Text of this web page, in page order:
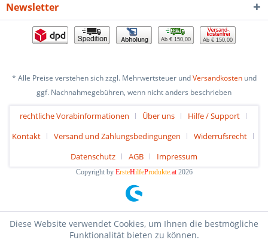
Newsletter
Ab € 150,00 Ab € 150,00
* Alle Preise verstehen sich zzgl. Mehrwertsteuer undVersandkostenund
ggf. Nachnahmegebühren, wenn nicht anders beschrieben
rechtliche Vorabinformationen Über uns
Hilfe / Support
Kontakt
Versand und Zahlungsbedingungen
Widerrufsrecht
Datenschutz
AGB Impressum
Copyright by ErsteHilfeProdukte.at2026
Diese Website verwendet Cookies, um Ihnen die bestmögliche
Funktionalität bieten zu können.